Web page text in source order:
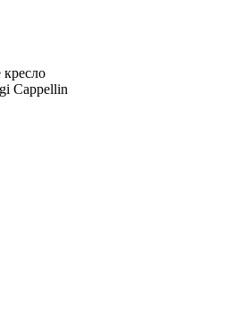
Cappellin